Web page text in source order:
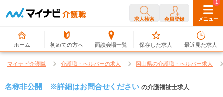
求人検索 会員登録 メニュー
ホーム 初めての方へ 面談会場一覧
0
保存した求人
1
最近見た求人
マイナビ介護職 介護職・ヘルパーの求人 岡山県の介護職・ヘルパー求人
名称非公開 ※詳細はお問合せください の介護福祉士求人